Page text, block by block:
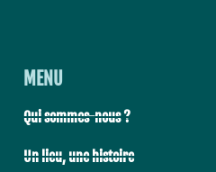
MENU
Qui sommes-nous ?
Un lieu, une histoire